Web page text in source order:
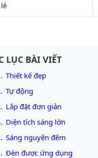
LỤC BÀI VIẾT
Thiết kế đẹp
Tự động
Lắp đặt đơn giản
Diện tích sáng lớn
Sáng nguyên đêm
Đèn được ứng dụng